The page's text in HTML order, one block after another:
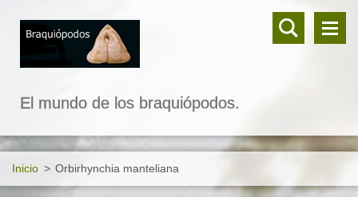
El mundo de los braquiópodos.
Inicio > Orbirhynchia manteliana